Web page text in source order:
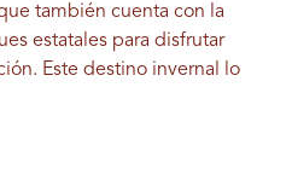
también cuenta con la
estatales para disfrutar
Este destino invernal lo